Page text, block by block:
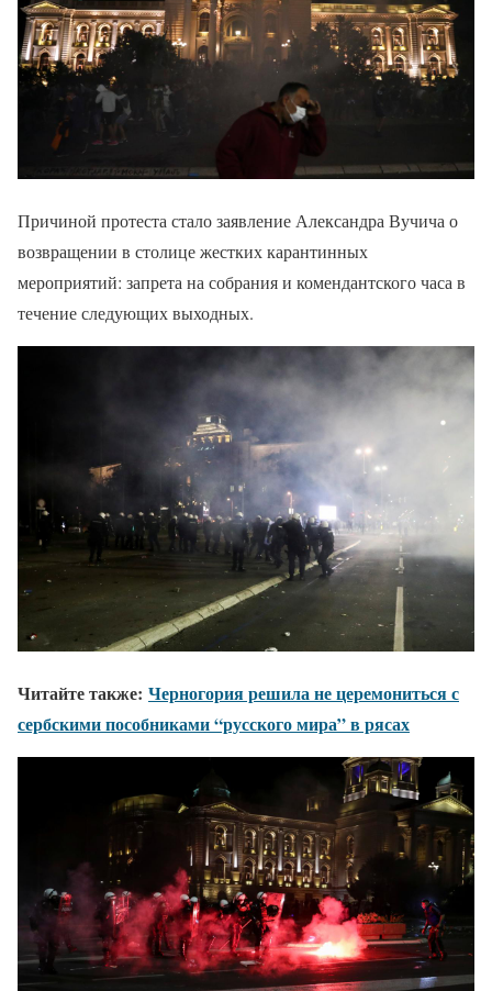
Причиной протеста стало заявление Александра Вучича о
возвращении в столице жестких карантинных
мероприятий: запрета на собрания и комендантского часа в
течение следующих выходных.
Читайте также: Черногория решила не церемониться с
сербскими пособниками “русского мира” в рясах